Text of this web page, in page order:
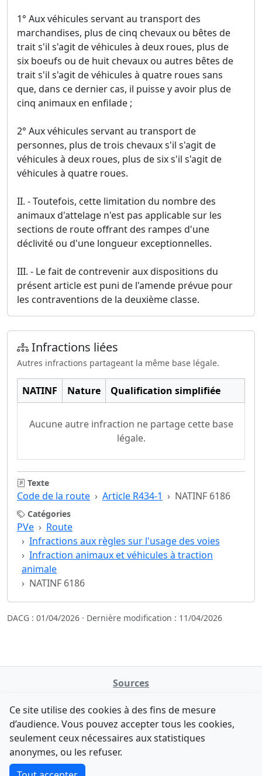
1° Aux véhicules servant au transport des
marchandises, plus de cinq chevaux ou bêtes de
trait s'il s'agit de véhicules à deux roues, plus de
six boeufs ou de huit chevaux ou autres bêtes de
trait s'il s'agit de véhicules à quatre roues sans
que, dans ce dernier cas, il puisse y avoir plus de
cinq animaux en enfilade ;
2° Aux véhicules servant au transport de
personnes, plus de trois chevaux s'il s'agit de
véhicules à deux roues, plus de six s'il s'agit de
véhicules à quatre roues.
II. - Toutefois, cette limitation du nombre des
animaux d'attelage n'est pas applicable sur les
sections de route offrant des rampes d'une
déclivité ou d'une longueur exceptionnelles.
III. - Le fait de contrevenir aux dispositions du
présent article est puni de l'amende prévue pour
les contraventions de la deuxième classe.
Infractions liées
Autres infractions partageant la même base légale.
NATINF Nature Qualification simplifiée
Aucune autre infraction ne partage cette base
légale.
Texte
Code de la route Article R434-1 NATINF 6186
Catégories
PVe
Route
Infractions aux règles sur l'usage des voies
Infraction animaux et véhicules à traction
animale
NATINF 6186
DACG : 01/04/2026 · Dernière modification : 11/04/2026
Sources
data.gouv.fr
Legifrance - API
Contact
F-Droid·App Store
Comment avez-vous découvert NATINFo ?
Une courte réponse suffit (500 caractères max).
Ce site utilise des cookies à des fins de mesure
d’audience. Vous pouvez accepter tous les cookies,
seulement ceux nécessaires aux statistiques
anonymes, ou les refuser.